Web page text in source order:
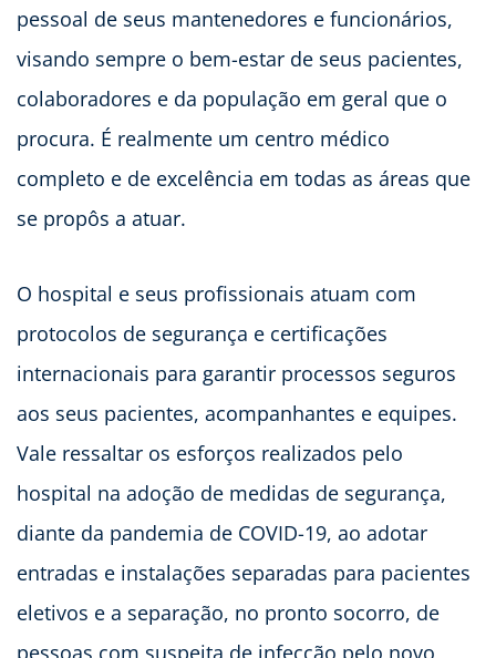
pessoal de seus mantenedores e funcionários,
visando sempre o bem-estar de seus pacientes,
colaboradores e da população em geral que o
procura. É realmente um centro médico
completo e de excelência em todas as áreas que
se propôs a atuar.
O hospital e seus profissionais atuam com
protocolos de segurança e certificações
internacionais para garantir processos seguros
aos seus pacientes, acompanhantes e equipes.
Vale ressaltar os esforços realizados pelo
hospital na adoção de medidas de segurança,
diante da pandemia de COVID-19, ao adotar
entradas e instalações separadas para pacientes
eletivos e a separação, no pronto socorro, de
pessoas com suspeita de infecção pelo novo